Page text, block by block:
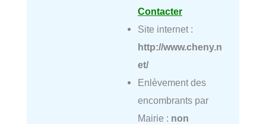
Contacter
Site internet :
http://www.cheny.n
et/
Enlèvement des
encombrants par
Mairie : non